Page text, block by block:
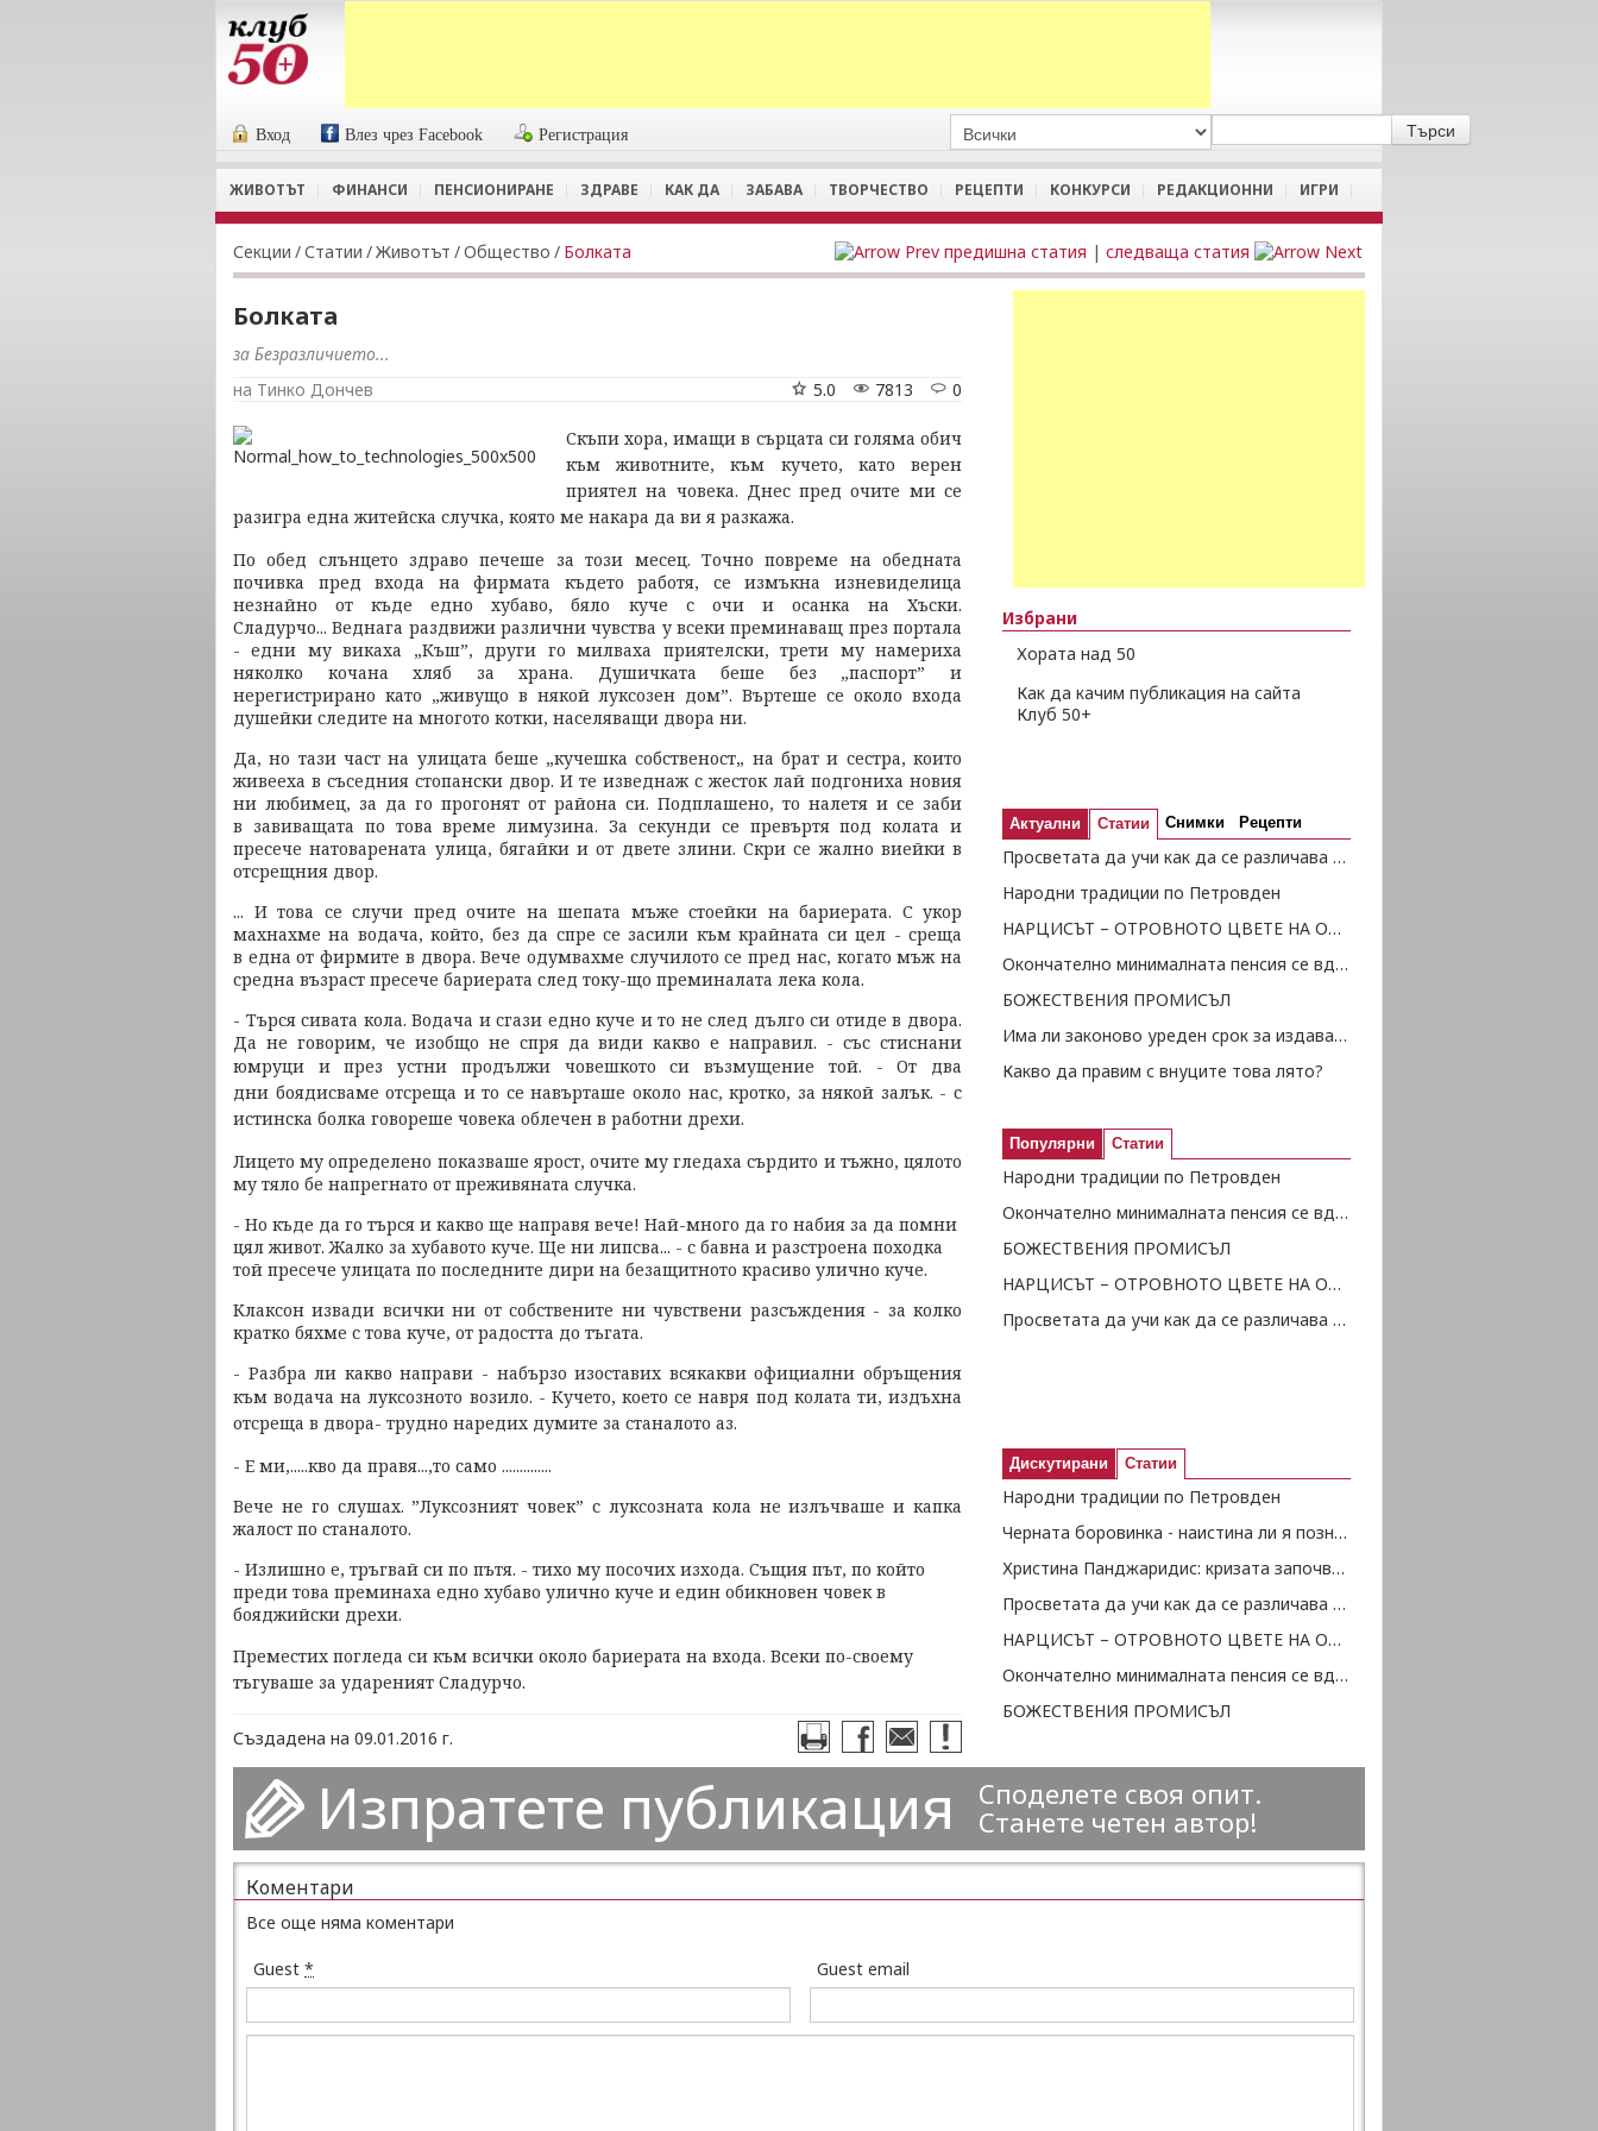
Вход Влез чрез Facebook Регистрация
ЖИВОТЪТ ФИНАНСИ ПЕНСИОНИРАНЕ ЗДРАВЕ КАК ДА ЗАБАВА ТВОРЧЕСТВО РЕЦЕПТИ КОНКУРСИ РЕДАКЦИОННИ ИГРИ
Секции /Статии /Животът /Общество / Болката предишна статия | следваща статия
Болката
за Безразличието...
на Тинко Дончев
0
7813
5.0
Скъпи хора, имащи в сърцата си голяма обич
към животните, към кучето, като верен
приятел на човека. Днес пред очите ми се
разигра една житейска случка, която ме накара да ви я разкажа.
По обед слънцето здраво печеше за този месец. Точно повреме на обедната
почивка пред входа на фирмата където работя, се измъкна изневиделица
незнайно от къде едно хубаво, бяло куче с очи и осанка на Хъски.
Сладурчо... Веднага раздвижи различни чувства у всеки преминаващ през портала
- едни му викаха „Къш”, други го милваха приятелски, трети му намериха
няколко кочана хляб за храна. Душичката беше без „паспорт” и
нерегистрирано като „живущо в някой луксозен дом”. Въртеше се около входа
душейки следите на многото котки, населяващи двора ни.
Да, но тази част на улицата беше „кучешка собственост„ на брат и сестра, които
живееха в съседния стопански двор. И те изведнаж с жесток лай подгониха новия
ни любимец, за да го прогонят от района си. Подплашено, то налетя и се заби
в завиващата по това време лимузина. За секунди се превъртя под колата и
пресече натоварената улица, бягайки и от двете злини. Скри се жално виейки в
отсрещния двор.
... И това се случи пред очите на шепата мъже стоейки на бариерата. С укор
махнахме на водача, който, без да спре се засили към крайната си цел - среща
в една от фирмите в двора. Вече одумвахме случилото се пред нас, когато мъж на
средна възраст пресече бариерата след току-що преминалата лека кола.
- Търся сивата кола. Водача и сгази едно куче и то не след дълго си отиде в двора.
Да не говорим, че изобщо не спря да види какво е направил. - със стиснани
юмруци и през устни продължи човешкото си възмущение той. - От два
дни боядисваме отсреща и то се навърташе около нас, кротко, за някой залък. - с
истинска болка говореше човека облечен в работни дрехи.
Лицето му определено показваше ярост, очите му гледаха сърдито и тъжно, цялото
му тяло бе напрегнато от преживяната случка.
- Но къде да го търся и какво ще направя вече! Най-много да го набия за да помни
цял живот. Жалко за хубавото куче. Ще ни липсва... - с бавна и разстроена походка
той пресече улицата по последните дири на безащитното красиво улично куче.
Клаксон извади всички ни от собствените ни чувствени разсъждения - за колко
кратко бяхме с това куче, от радостта до тъгата.
- Разбра ли какво направи - набързо изоставих всякакви официални обръщения
към водача на луксозното возило. - Кучето, което се навря под колата ти, издъхна
отсреща в двора- трудно наредих думите за станалото аз.
- Е ми,.....кво да правя...,то само ..............
Вече не го слушах. ”Луксозният човек” с луксозната кола не излъчваше и капка
жалост по станалото.
- Излишно е, тръгвай си по пътя. - тихо му посочих изхода. Същия път, по който
преди това преминаха едно хубаво улично куче и един обикновен човек в
бояджийски дрехи.
Преместих погледа си към всички около бариерата на входа. Всеки по-своему
тъгуваше за удареният Сладурчо.
Създадена на 09.01.2016 г.
Избрани
Хората над 50
Как да качим публикация на сайта
Клуб 50+
Актуални Статии Снимки Рецепти
Просветата да учи как да се различава истината от глупостта
Народни традиции по Петровден
НАРЦИСЪТ – ОТРОВНОТО ЦВЕТЕ НА ОБЩЕСТВОТО
Окончателно минималната пенсия се вдига с 20 лв., от 1 октомври с още 20 лв.
БОЖЕСТВЕНИЯ ПРОМИСЪЛ
Има ли законово уреден срок за издаване на документи за пенсиониране от осигурителя?
Какво да правим с внуците това лято?
Популярни Статии
Народни традиции по Петровден
Окончателно минималната пенсия се вдига с 20 лв., от 1 октомври с още 20 лв.
БОЖЕСТВЕНИЯ ПРОМИСЪЛ
НАРЦИСЪТ – ОТРОВНОТО ЦВЕТЕ НА ОБЩЕСТВОТО
Просветата да учи как да се различава истината от глупостта
Дискутирани Статии
Народни традиции по Петровден
Черната боровинка - наистина ли я познаваме добре
Христина Панджаридис: кризата започва от духа
Просветата да учи как да се различава истината от глупостта
НАРЦИСЪТ – ОТРОВНОТО ЦВЕТЕ НА ОБЩЕСТВОТО
Окончателно минималната пенсия се вдига с 20 лв., от 1 октомври с още 20 лв.
БОЖЕСТВЕНИЯ ПРОМИСЪЛ
Изпратете публикация
Споделете своя опит.
Станете четен автор!
Коментари
Все още няма коментари
Guest * Guest email